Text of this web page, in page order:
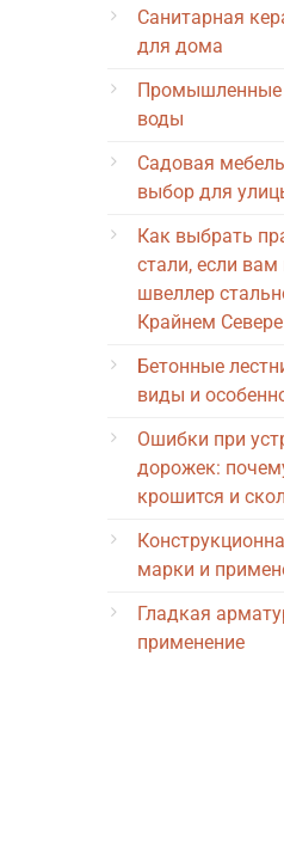
Санитарная
для дома
Промышленные
воды
Садовая
выбор для
Как выбрать
стали, если
швеллер
Крайнем Севере
Бетонные
виды и
Ошибки при
дорожек:
крошится и
марки и
Гладкая
применение